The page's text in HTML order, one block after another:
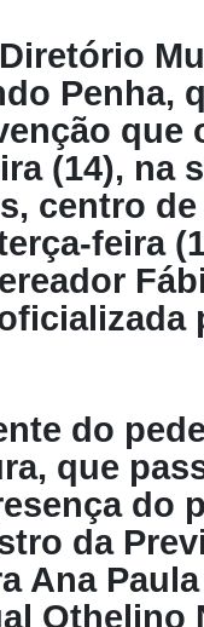
Penha,
que
(14), na
centro
feira
do
que
do
da
Ana
Othelino